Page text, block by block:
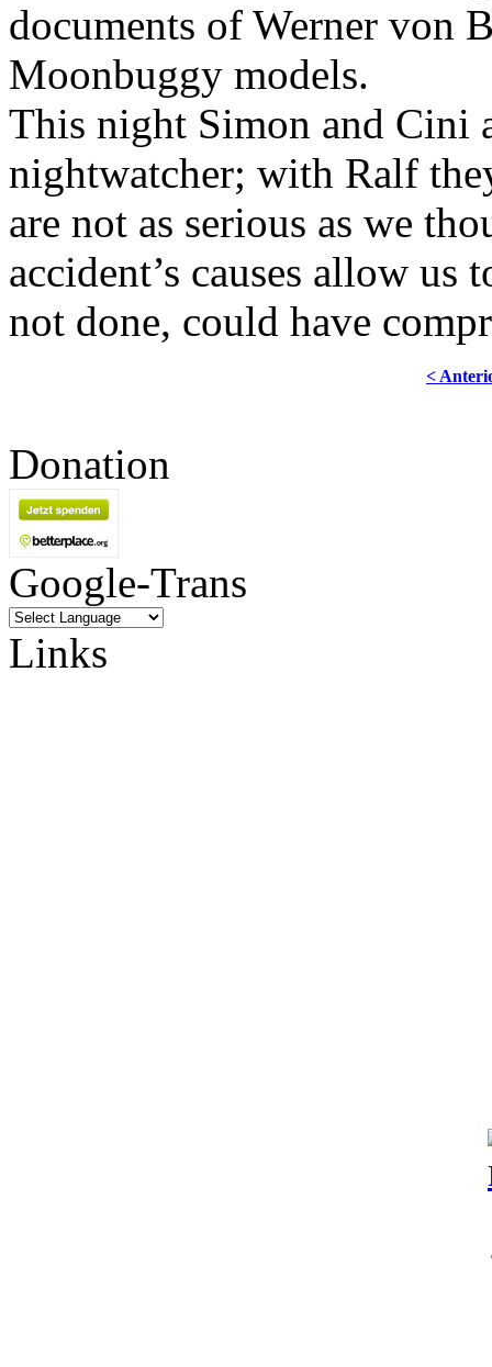
documents of Werner von
Moonbuggy models.
This night Simon and Cini
nightwatcher; with Ralf
are not as serious as we
accident’s causes allow
not done, could have
<
Donation
Google-Trans
Links